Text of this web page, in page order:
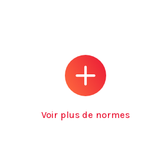
Voir plus de normes